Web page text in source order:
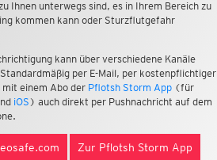
Ihnen unterwegs sind, es in Ihrem Bereich zu
kommen kann oder Sturzflutgefahr
kann über verschiedene Kanäle
per E-Mail, per kostenpflichtiger
mit einem Abo der Pflotsh Storm App(für
iOS ) auch direkt per Pushnachricht auf dem
Zur Pflotsh Storm App